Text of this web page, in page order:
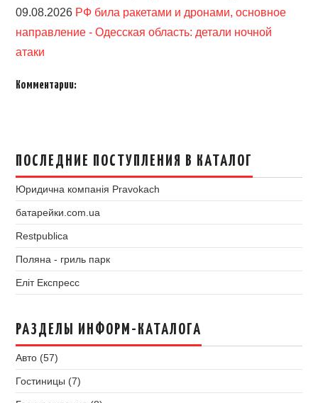
09.08.2026 РФ била ракетами и дронами, основное
направление - Одесская область: детали ночной
атаки
Комментарии:
ПОСЛЕДНИЕ ПОСТУПЛЕНИЯ В КАТАЛОГ
Юридична компанія Pravokach
батарейки.com.ua
Restpublica
Поляна - гриль парк
Еліт Експресс
РАЗДЕЛЫ ИНФОРМ-КАТАЛОГА
Авто (57)
Гостиницы (7)